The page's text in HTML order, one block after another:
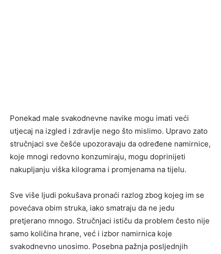
Ponekad male svakodnevne navike mogu imati veći
utjecaj na izgled i zdravlje nego što mislimo. Upravo zato
stručnjaci sve češće upozoravaju da određene namirnice,
koje mnogi redovno konzumiraju, mogu doprinijeti
nakupljanju viška kilograma i promjenama na tijelu.
Sve više ljudi pokušava pronaći razlog zbog kojeg im se
povećava obim struka, iako smatraju da ne jedu
pretjerano mnogo. Stručnjaci ističu da problem često nije
samo količina hrane, već i izbor namirnica koje
svakodnevno unosimo. Posebna pažnja posljednjih